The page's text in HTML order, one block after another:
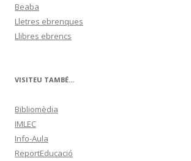
Beaba
Lletres ebrenques
Llibres ebrencs
VISITEU TAMBÉ...
Bibliomèdia
IMLEC
Info-Aula
ReportEducació